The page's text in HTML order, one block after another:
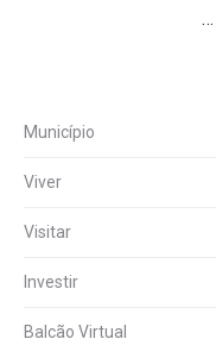
…
Município
Viver
Visitar
Investir
Balcão Virtual